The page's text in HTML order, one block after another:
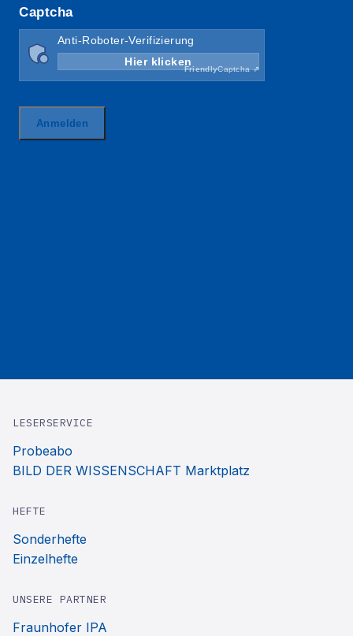
LESERSERVICE
Probeabo
BILD DER WISSENSCHAFT Marktplatz
HEFTE
Sonderhefte
Einzelhefte
UNSERE PARTNER
Fraunhofer IPA